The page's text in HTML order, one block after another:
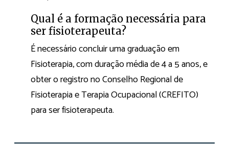
Qual é a formação necessária para
ser fisioterapeuta?
É necessário concluir uma graduação em
Fisioterapia, com duração média de 4 a 5 anos, e
obter o registro no Conselho Regional de
Fisioterapia e Terapia Ocupacional (CREFITO)
para ser fisioterapeuta.